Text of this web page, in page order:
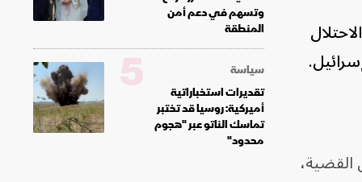
حول القضية،
وتسهم في دعم أمن
المنطقة
سياسة
تقديرات استخباراتية
أميركية: روسيا قد تختبر
تماسك الناتو عبر "هجوم
محدود"
5